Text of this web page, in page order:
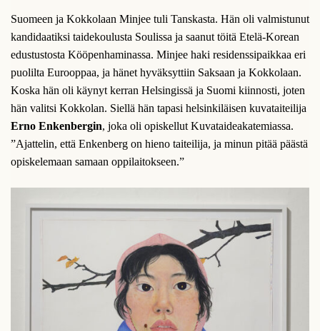
Suomeen ja Kokkolaan Minjee tuli Tanskasta. Hän oli valmistunut
kandidaatiksi taidekoulusta Soulissa ja saanut töitä Etelä-Korean
edustustosta Kööpenhaminassa. Minjee haki residenssipaikkaa eri
puolilta Eurooppaa, ja hänet hyväksyttiin Saksaan ja Kokkolaan.
Koska hän oli käynyt kerran Helsingissä ja Suomi kiinnosti, joten
hän valitsi Kokkolan. Siellä hän tapasi helsinkiläisen kuvataiteilija
Erno Enkenbergin, joka oli opiskellut Kuvataideakatemiassa.
”Ajattelin, että Enkenberg on hieno taiteilija, ja minun pitää päästä
opiskelemaan samaan oppilaitokseen.”